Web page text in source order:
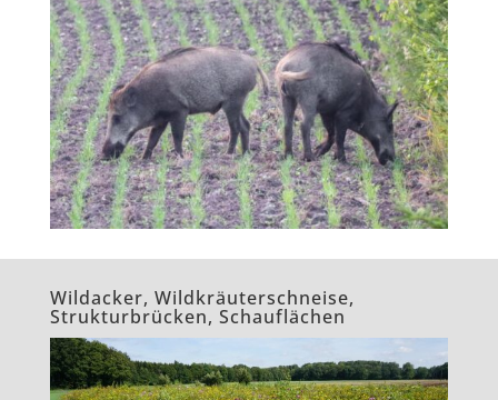
Wildacker, Wildkräuterschneise,
Strukturbrücken, Schauflächen